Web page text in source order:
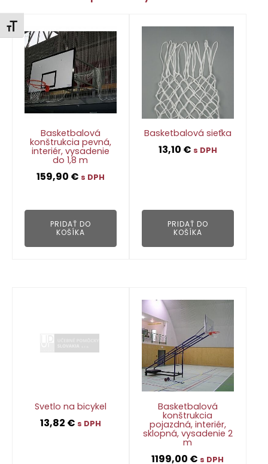
Zmeniť veľkosť písma
Basketbalová
konštrukcia pevná,
interiér, vysadenie
do 1,8 m
159,90 € s DPH
PRIDAŤ DO
KOŠÍKA
Basketbalová sieťka
13,10 € s DPH
PRIDAŤ DO
KOŠÍKA
Svetlo na bicykel
13,82 € s DPH
Basketbalová
konštrukcia
pojazdná, interiér,
sklopná, vysadenie 2
m
1199,00 € s DPH